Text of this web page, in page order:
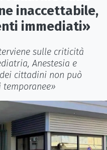
inaccettabile,
immediati»
sulle criticità
Anestesia e
cittadini non può